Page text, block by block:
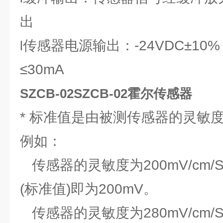
出
l传感器电源输出：-
≤30mA
SZCB-02SZCB-02霍尔传感器
* 标准值是由被测传感器的灵敏
例如：
传感器的灵敏度为200mV/cm/
(标准值)即为200mV。
传感器的灵敏度为280mV/cm/